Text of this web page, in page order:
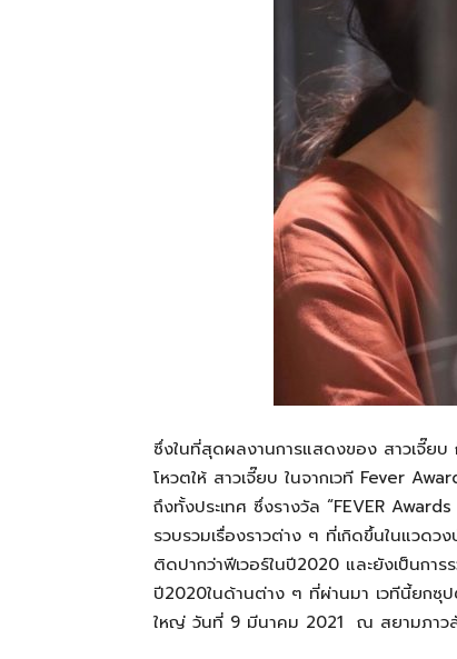
ซึ่งในที่สุดผลงานการแสดงของ สาวเจี๊ยบ
โหวตให้ สาวเจี๊ยบ ในจากเวที Fever
ถึงทั้งประเทศ ซึ่งรางวัล “FEVER
รวบรวมเรื่องราวต่าง ๆ ที่เกิดขึ้นในแวดว
ติดปากว่าฟีเวอร์ในปี2020 และยังเป็นก
ปี2020ในด้านต่าง ๆ ที่ผ่านมา เวทีนี้ยกซุ
ใหญ่ วันที่ 9 มีนาคม 2021 ณ สยามภาว